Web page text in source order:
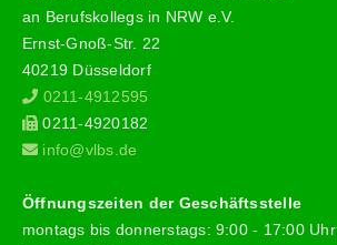
an Berufskollegs in NRW e.V.
Ernst-Gnoß-Str. 22
40219 Düsseldorf
0211-4912595
0211-4920182
info@vlbs.de
Öffnungszeiten der Geschäftsstelle
montags bis donnerstags: 9:00 - 17:00 Uhr